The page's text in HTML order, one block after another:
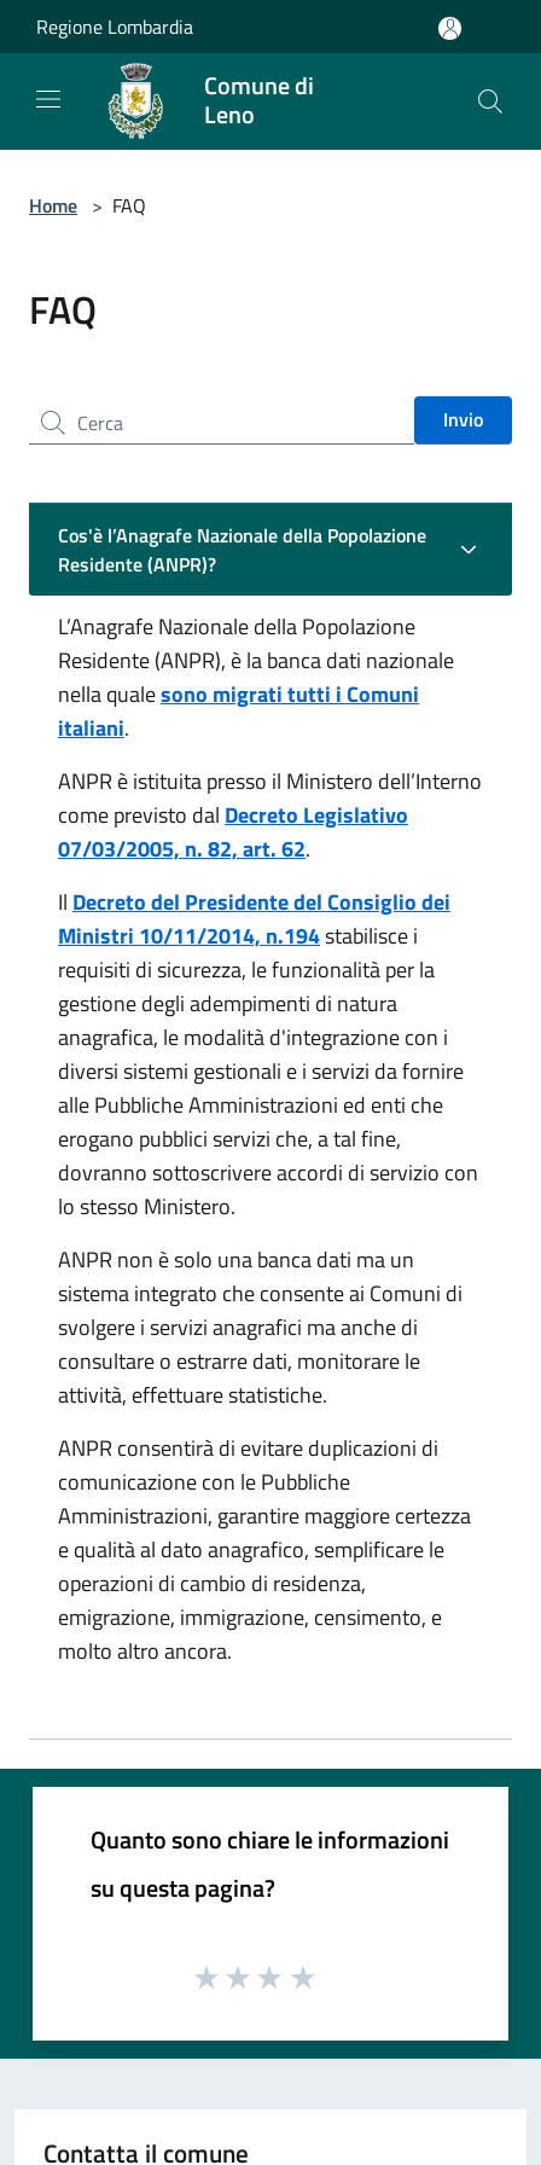
Salta al contenuto principale
Regione Lombardia
Comune di
Leno
Home > FAQ
FAQ
Cerca nel sito Invio
Cos'è l’Anagrafe Nazionale della Popolazione
Residente (ANPR)?
L’Anagrafe Nazionale della Popolazione
Residente (ANPR), è la banca dati nazionale
nella qualesono migrati tutti i Comuni
italiani.
ANPR è istituita presso il Ministero dell’Interno
come previsto dal Decreto Legislativo
07/03/2005, n. 82, art. 62.
Il Decreto del Presidente del Consiglio dei
Ministri 10/11/2014, n.194stabilisce i
requisiti di sicurezza, le funzionalità per la
gestione degli adempimenti di natura
anagrafica, le modalità d'integrazione con i
diversi sistemi gestionali e i servizi da fornire
alle Pubbliche Amministrazioni ed enti che
erogano pubblici servizi che, a tal fine,
dovranno sottoscrivere accordi di servizio con
lo stesso Ministero.
ANPR non è solo una banca dati ma un
sistema integrato che consente ai Comuni di
svolgere i servizi anagrafici ma anche di
consultare o estrarre dati, monitorare le
attività, effettuare statistiche.
ANPR consentirà di evitare duplicazioni di
comunicazione con le Pubbliche
Amministrazioni, garantire maggiore certezza
e qualità al dato anagrafico, semplificare le
operazioni di cambio di residenza,
emigrazione, immigrazione, censimento, e
molto altro ancora.
Quanto sono chiare le informazioni
su questa pagina?
Contatta il comune